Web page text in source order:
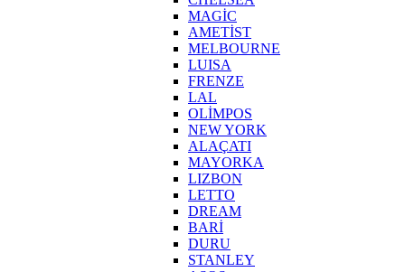
MAGİC
AMETİST
MELBOURNE
LUISA
FRENZE
LAL
OLİMPOS
NEW YORK
ALAÇATI
MAYORKA
LIZBON
LETTO
DREAM
BARİ
DURU
STANLEY